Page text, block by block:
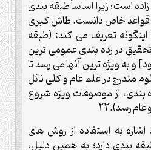
است؛ زيرا اساساً طبقه بندى
قواعد خاص دانست. طاش كبرى
اينگونه تعريف مى كند: (طبقه
در رده بندى عمومى ترين
به ويژه ترين آنها مى رسد تا
مندرج در علم عام و كلى نائل
بندى، از موضوعات ويژه شروع
رسد).22
به استفاده از روش هاى
بندى دارد؛ به همين دليل،